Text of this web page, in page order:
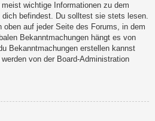
wichtige Informationen zu dem
befindest. Du solltest sie stets lesen.
oben auf jeder Seite des Forums, in dem
Bekanntmachungen hängt es von
Bekanntmachungen erstellen kannst
von der Board-Administration